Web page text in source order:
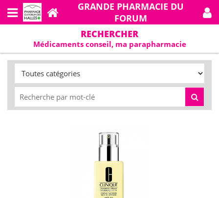
GRANDE PHARMACIE DU
FORUM
RECHERCHER
Médicaments conseil, ma parapharmacie